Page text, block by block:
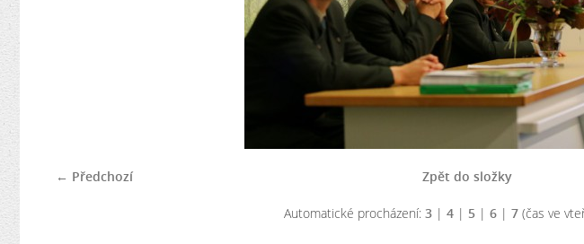
← Předchozí Zpět do složky
Automatické procházení: 3| 4| 5| 6| 7(čas ve